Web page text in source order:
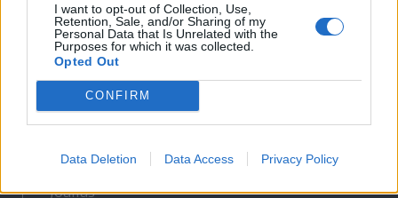
I want to opt-out of Collection, Use,
Retention, Sale, and/or Sharing of my
Personal Data that Is Unrelated with the
Purposes for which it was collected.
Opted Out
CONFIRM
Data Deletion Data Access Privacy Policy
Liget
Krónika
Bihari Napló
Erdélyi Napló
Főtér
Rádió GaGa
Jóállás